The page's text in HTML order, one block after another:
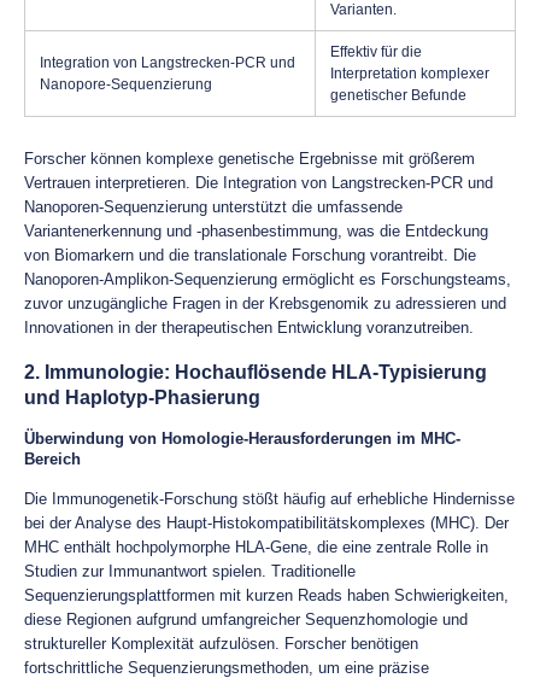
Varianten.
Integration von Langstrecken-PCR und
Nanopore-Sequenzierung
Effektiv für die
Interpretation komplexer
genetischer Befunde
Forscher können komplexe genetische Ergebnisse mit größerem
Vertrauen interpretieren. Die Integration von Langstrecken-PCR und
Nanoporen-Sequenzierung unterstützt die umfassende
Variantenerkennung und -phasenbestimmung, was die Entdeckung
von Biomarkern und die translationale Forschung vorantreibt. Die
Nanoporen-Amplikon-Sequenzierung ermöglicht es Forschungsteams,
zuvor unzugängliche Fragen in der Krebsgenomik zu adressieren und
Innovationen in der therapeutischen Entwicklung voranzutreiben.
2. Immunologie: Hochauflösende HLA-Typisierung
und Haplotyp-Phasierung
Überwindung von Homologie-Herausforderungen im MHC-
Bereich
Die Immunogenetik-Forschung stößt häufig auf erhebliche Hindernisse
bei der Analyse des Haupt-Histokompatibilitätskomplexes (MHC). Der
MHC enthält hochpolymorphe HLA-Gene, die eine zentrale Rolle in
Studien zur Immunantwort spielen. Traditionelle
Sequenzierungsplattformen mit kurzen Reads haben Schwierigkeiten,
diese Regionen aufgrund umfangreicher Sequenzhomologie und
struktureller Komplexität aufzulösen. Forscher benötigen
fortschrittliche Sequenzierungsmethoden, um eine präzise